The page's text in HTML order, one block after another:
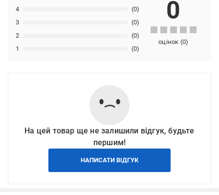
1 (0)
2 (0)
3 (0)
4 (0) 0
оцінок (0)
На цей товар ще не залишили відгук, будьте
першим!
НАПИСАТИ ВІДГУК